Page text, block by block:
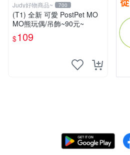
Judy好物商品~ 700
(T1) 全新 可愛 PostPet MO
MO熊玩偶/吊飾~90元~
$109